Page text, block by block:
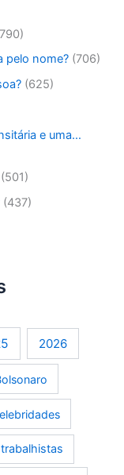
pelo nome? (706)
(625)
e uma…
(501)
(437)
2026